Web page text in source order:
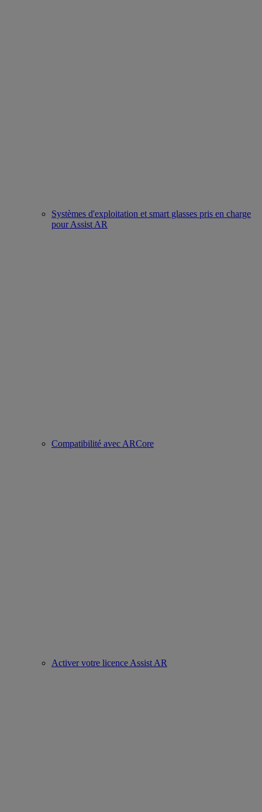
Systèmes d'exploitation et smart glasses pris en charge
pour Assist AR
Compatibilité avec ARCore
Activer votre licence Assist AR